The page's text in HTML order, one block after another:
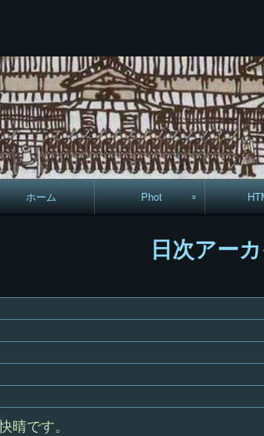
ホーム Phot
コースマップ
手拭いの旅
日次アー
晴です。